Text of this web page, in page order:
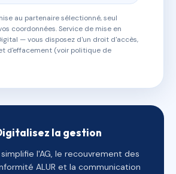
au partenaire sélectionné, seul
coordonnées. Service de mise en
— vous disposez d'un droit d'accès,
d'effacement (voir politique de
la gestion
l'AG, le recouvrement des
ALUR et la communication